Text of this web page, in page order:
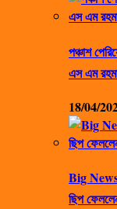
পঞ্চাশ
এস এম
18/04/
Big News
ছিপ